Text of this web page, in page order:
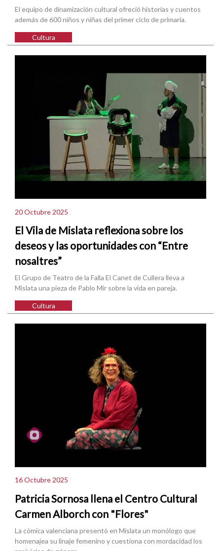
El equipo de dinamización cultural ofreció historias y cuentos
además de 600 niños y niñas del primer ciclo de primaria.
Cultura
20 Octubre 2025
El Vila de Mislata reflexiona sobre los
deseos y las oportunidades con “Entre
nosaltres”
El Grupo de Teatro de la Falla El Canet de Cullera lleva a
Mislata una pieza de Pablo Mir sobre la vida en pareja.
Cultura
16 Octubre 2025
Patricia Sornosa llena el Centro Cultural
Carmen Alborch con "Flores"
La cómica valenciana presentó en Mislata un monólogo que
homenajea su linaje femenino y cuestiona con mordacidad los